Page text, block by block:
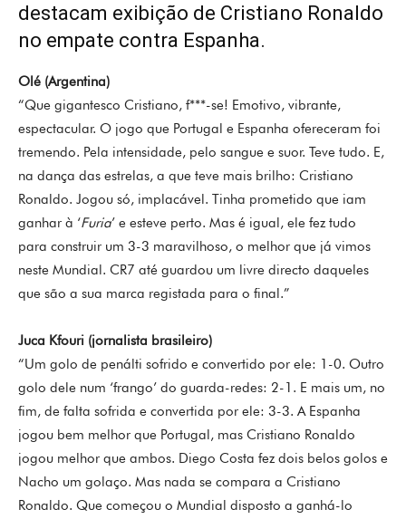
destacam exibição de Cristiano Ronaldo
no empate contra Espanha.
Olé (Argentina)
“Que gigantesco Cristiano, f***-se! Emotivo, vibrante,
espectacular. O jogo que Portugal e Espanha ofereceram foi
tremendo. Pela intensidade, pelo sangue e suor. Teve tudo. E,
na dança das estrelas, a que teve mais brilho: Cristiano
Ronaldo. Jogou só, implacável. Tinha prometido que iam
ganhar à ‘Furia’ e esteve perto. Mas é igual, ele fez tudo
para construir um 3-3 maravilhoso, o melhor que já vimos
neste Mundial. CR7 até guardou um livre directo daqueles
que são a sua marca registada para o final.”
Juca Kfouri (jornalista brasileiro)
“Um golo de penálti sofrido e convertido por ele: 1-0. Outro
golo dele num ‘frango’ do guarda-redes: 2-1. E mais um, no
fim, de falta sofrida e convertida por ele: 3-3. A Espanha
jogou bem melhor que Portugal, mas Cristiano Ronaldo
jogou melhor que ambos. Diego Costa fez dois belos golos e
Nacho um golaço. Mas nada se compara a Cristiano
Ronaldo. Que começou o Mundial disposto a ganhá-lo